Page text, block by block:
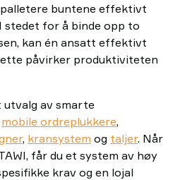
buntene effektivt
stedet for å binde opp to
kan én ansatt effektivt
påvirker produktiviteten
av smarte
mobile ordreplukkere,
, kransystem og taljer. Når
får du et system av høy
krav og en lojal